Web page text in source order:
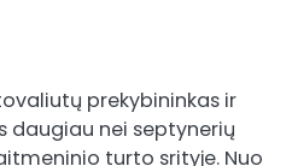
prekybininkas ir
daugiau nei septynerių
turto srityje. Nuo